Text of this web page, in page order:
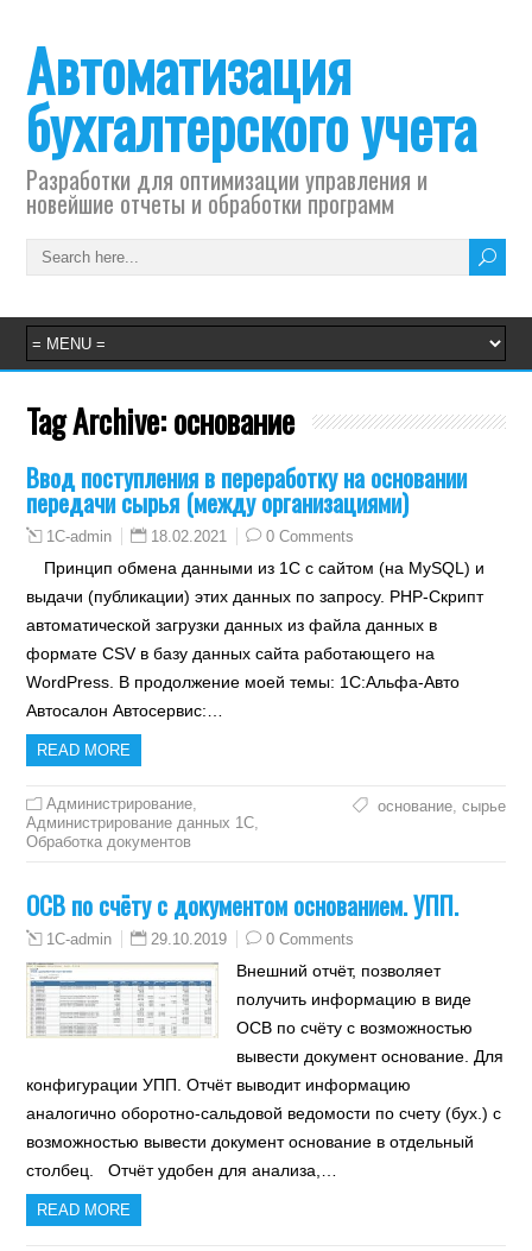
Автоматизация
бухгалтерского учета
Разработки для оптимизации управления и
новейшие отчеты и обработки программ
Tag Archive:основание
Ввод поступления в переработку на основании
передачи сырья (между организациями)
1C-admin 18.02.2021 0 Comments
Принцип обмена данными из 1С с сайтом (на MySQL) и
выдачи (публикации) этих данных по запросу. PHP-Скрипт
автоматической загрузки данных из файла данных в
формате CSV в базу данных сайта работающего на
WordPress. В продолжение моей темы: 1С:Альфа-Авто
Автосалон Автосервис:…
READ MORE
Администрирование,
Администрирование данных 1С,
Обработка документов
основание, сырье
ОСВ по счёту с документом основанием. УПП.
1C-admin 29.10.2019 0 Comments
Внешний отчёт, позволяет
получить информацию в виде
ОСВ по счёту с возможностью
вывести документ основание. Для
конфигурации УПП. Отчёт выводит информацию
аналогично оборотно-сальдовой ведомости по счету (бух.) с
возможностью вывести документ основание в отдельный
столбец. Отчёт удобен для анализа,…
READ MORE